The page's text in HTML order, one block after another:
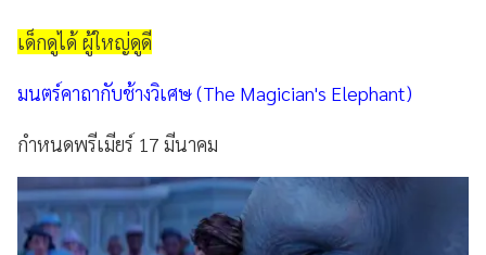
เด็กดูได้ ผู้ใหญ่ดูดี
มนตร์คาถากับช้างวิเศษ (The Magician's Elephant)
กำหนดพรีเมียร์ 17 มีนาคม